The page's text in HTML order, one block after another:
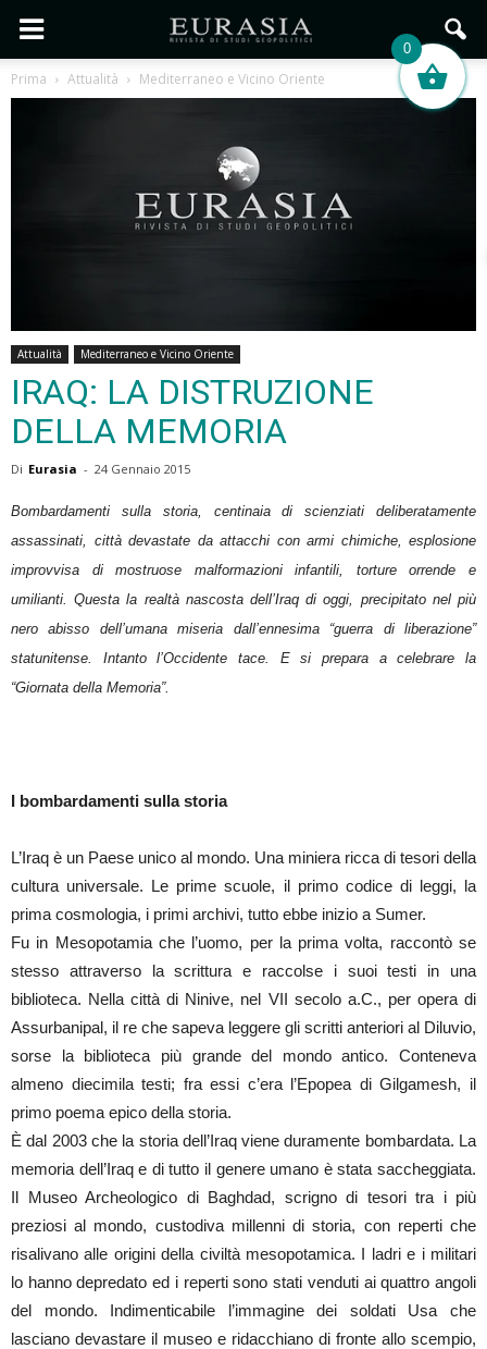
Prima Attualità Mediterraneo e Vicino Oriente
Attualità Mediterraneo e Vicino Oriente
IRAQ: LA DISTRUZIONE
DELLA MEMORIA
Di Eurasia - 24 Gennaio 2015
Bombardamenti sulla storia, centinaia di scienziati deliberatamente
assassinati, città devastate da attacchi con armi chimiche, esplosione
improvvisa di mostruose malformazioni infantili, torture orrende e
umilianti. Questa la realtà nascosta dell’Iraq di oggi, precipitato nel più
nero abisso dell’umana miseria dall’ennesima “guerra di liberazione”
statunitense. Intanto l’Occidente tace. E si prepara a celebrare la
“Giornata della Memoria”.
I bombardamenti sulla storia
L’Iraq è un Paese unico al mondo. Una miniera ricca di tesori della
cultura universale. Le prime scuole, il primo codice di leggi, la
prima cosmologia, i primi archivi, tutto ebbe inizio a Sumer.
Fu in Mesopotamia che l’uomo, per la prima volta, raccontò se
stesso attraverso la scrittura e raccolse i suoi testi in una
biblioteca. Nella città di Ninive, nel VII secolo a.C., per opera di
Assurbanipal, il re che sapeva leggere gli scritti anteriori al Diluvio,
sorse la biblioteca più grande del mondo antico. Conteneva
almeno diecimila testi; fra essi c’era l’Epopea di Gilgamesh, il
primo poema epico della storia.
Ѐ dal 2003 che la storia dell’Iraq viene duramente bombardata. La
memoria dell’Iraq e di tutto il genere umano è stata saccheggiata.
Il Museo Archeologico di Baghdad, scrigno di tesori tra i più
preziosi al mondo, custodiva millenni di storia, con reperti che
risalivano alle origini della civiltà mesopotamica. I ladri e i militari
lo hanno depredato ed i reperti sono stati venduti ai quattro angoli
del mondo. Indimenticabile l’immagine dei soldati Usa che
lasciano devastare il museo e ridacchiano di fronte allo scempio,
0